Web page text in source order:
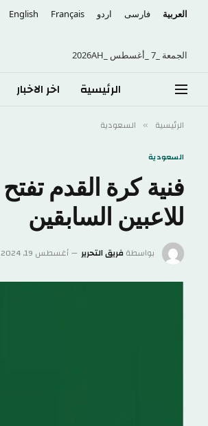
العربية فارسی اردو English Français
الجمعة _7 _أغسطس _2026AH
الرئيسية اخر الاخبار
الرئيسية » السعودية
السعودية
للاعبين السابقين
بواسطةفريق التحرير أغسطس 19, 2024